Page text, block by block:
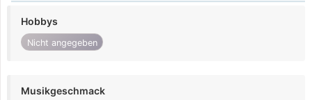
Hobbys
Nicht angegeben
Musikgeschmack